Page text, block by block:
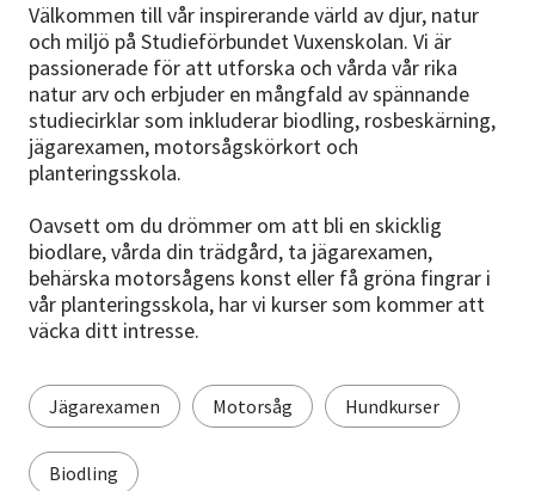
Avdelningar
Lyssna
Välkommen till vår inspirerande värld av djur, natur
och miljö på Studieförbundet Vuxenskolan. Vi är
passionerade för att utforska och vårda vår rika
natur arv och erbjuder en mångfald av spännande
studiecirklar som inkluderar biodling, rosbeskärning,
jägarexamen, motorsågskörkort och
planteringsskola.
Oavsett om du drömmer om att bli en skicklig
biodlare, vårda din trädgård, ta jägarexamen,
behärska motorsågens konst eller få gröna fingrar i
vår planteringsskola, har vi kurser som kommer att
väcka ditt intresse.
Jägarexamen Motorsåg Hundkurser
Biodling